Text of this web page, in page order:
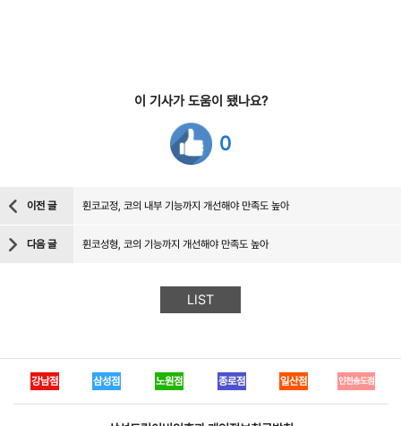
이 기사가 도움이 됐나요?
0
이전 글 휜코교정, 코의 내부 기능까지 개선해야 만족도 높아
다음 글 휜코성형, 코의 기능까지 개선해야 만족도 높아
LIST
강남점 삼성점 노원점 종로점 일산점 인천송도점